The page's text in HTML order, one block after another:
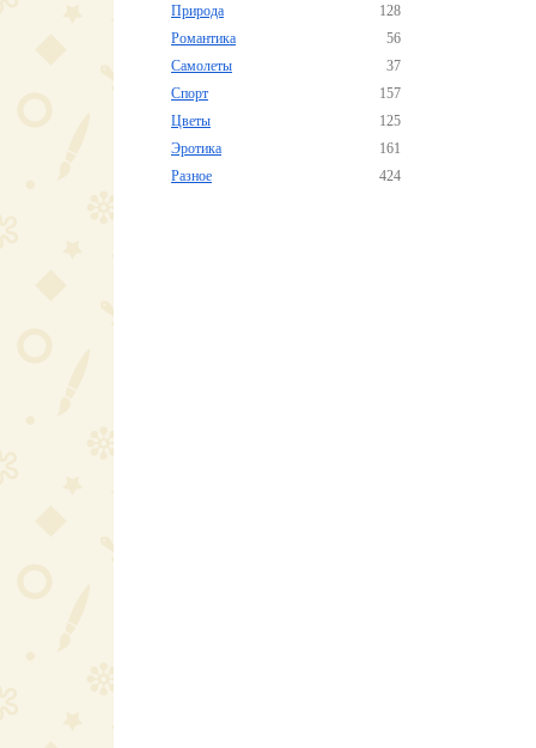
Природа
128
Романтика
56
Самолеты
37
Спорт
157
Цветы
125
Эротика
161
Разное
424